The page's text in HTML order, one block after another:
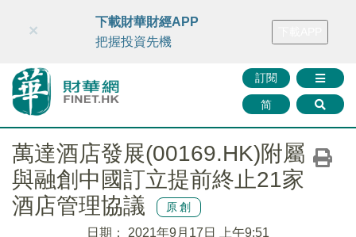
財華智庫網 FINTV FINMETA 財華證券 媒體矩陣
訂閱
简
×
下載財華財經APP
把握投資先機
萬達酒店發展(00169.HK)附屬
與融創中國訂立提前終止21家
酒店管理協議
原創
日期： 2021年9月17日 上午9:51